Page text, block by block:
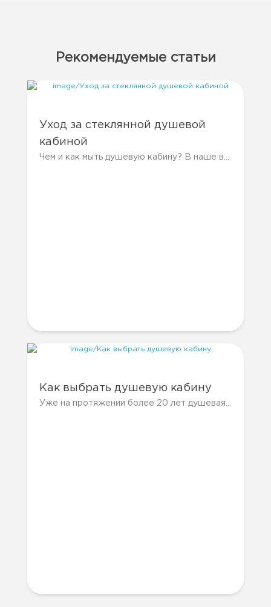
Рекомендуемые статьи
Уход за стеклянной душевой
кабиной
Чем и как мыть душевую кабину? В наше время, пожалуй, у каждого в доме есть душевая кабина. Они намного практичнее и удобнее....
Как выбрать душевую кабину
Уже на протяжении более 20 лет душевая кабина прекрасно заменяет громоздкие...